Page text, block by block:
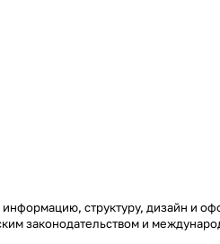
структуру, дизайн и
законодательством и